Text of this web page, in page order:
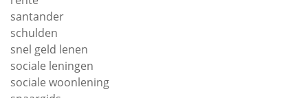
santander
schulden
snel geld lenen
sociale leningen
sociale woonlening